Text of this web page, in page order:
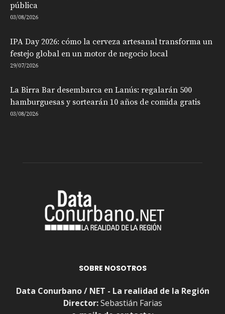
pública
03/08/2026
IPA Day 2026: cómo la cerveza artesanal transforma un
festejo global en un motor de negocio local
29/07/2026
La Birra Bar desembarca en Lanús: regalarán 500
hamburguesas y sortearán 10 años de comida gratis
03/08/2026
SOBRE NOSOTROS
Data Conurbano / NET - La realidad de la Región
Director:Sebastián Farias